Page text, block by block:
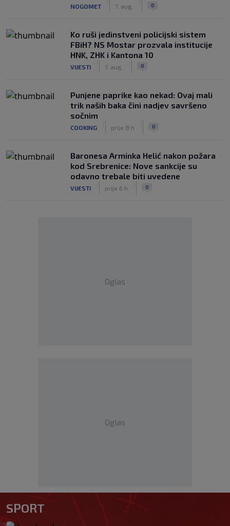
NOGOMET 7. aug. 0
Ko ruši jedinstveni policijski sistem
FBiH? NS Mostar prozvala institucije
HNK, ZHK i Kantona 10
VIJESTI 7. aug. 0
Punjene paprike kao nekad: Ovaj mali
trik naših baka čini nadjev savršeno
sočnim
COOKING prije 8 h 0
Baronesa Arminka Helić nakon požara
kod Srebrenice: Nove sankcije su
odavno trebale biti uvedene
VIJESTI prije 6 h 0
Oglas
Oglas
SPORT